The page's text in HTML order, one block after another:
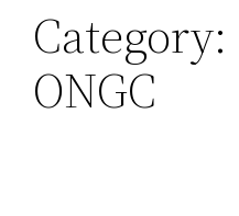
Category:
ONGC